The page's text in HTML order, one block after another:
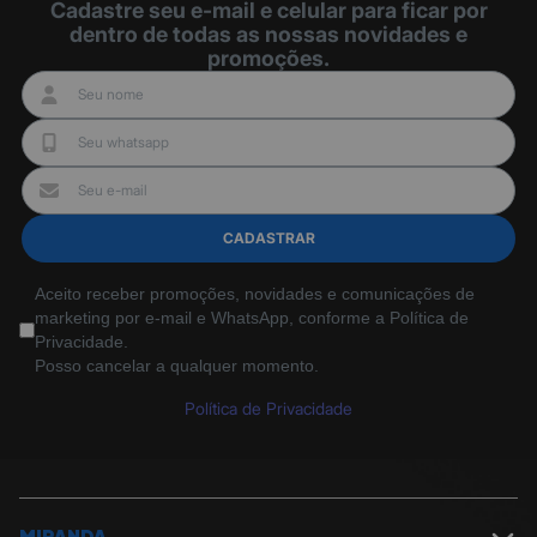
Cadastre seu e-mail e celular para ficar por
dentro de todas as nossas novidades e
promoções.
CADASTRAR
Aceito receber promoções, novidades e comunicações de
marketing por e-mail e WhatsApp, conforme a Política de
Privacidade.
Posso cancelar a qualquer momento.
Política de Privacidade